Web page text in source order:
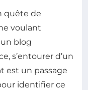
quête de
voulant
blog
s’entourer d’un
est un passage
identifier ce